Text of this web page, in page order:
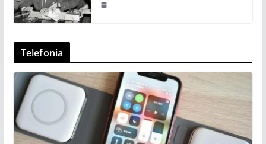
Telefonia